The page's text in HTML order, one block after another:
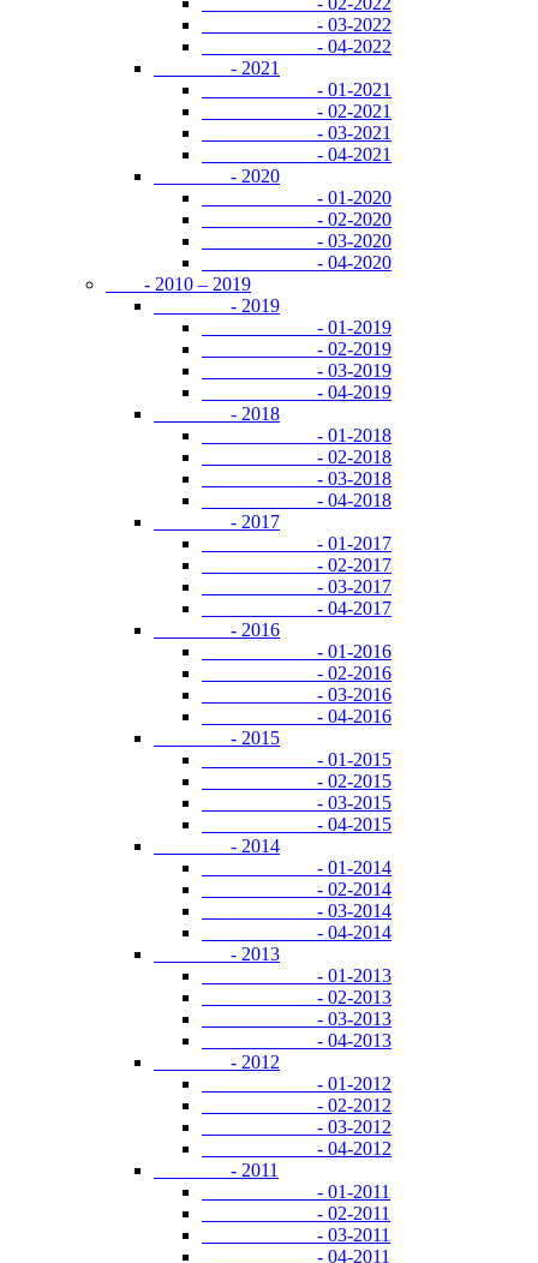
- 03-2022
- 04-2022
- 2021
- 01-2021
- 02-2021
- 03-2021
- 04-2021
- 2020
- 01-2020
- 02-2020
- 03-2020
- 04-2020
- 2010 – 2019
- 2019
- 01-2019
- 02-2019
- 03-2019
- 04-2019
- 2018
- 01-2018
- 02-2018
- 03-2018
- 04-2018
- 2017
- 01-2017
- 02-2017
- 03-2017
- 04-2017
- 2016
- 01-2016
- 02-2016
- 03-2016
- 04-2016
- 2015
- 01-2015
- 02-2015
- 03-2015
- 04-2015
- 2014
- 01-2014
- 02-2014
- 03-2014
- 04-2014
- 2013
- 01-2013
- 02-2013
- 03-2013
- 04-2013
- 2012
- 01-2012
- 02-2012
- 03-2012
- 04-2012
- 2011
- 01-2011
- 02-2011
- 03-2011
- 04-2011